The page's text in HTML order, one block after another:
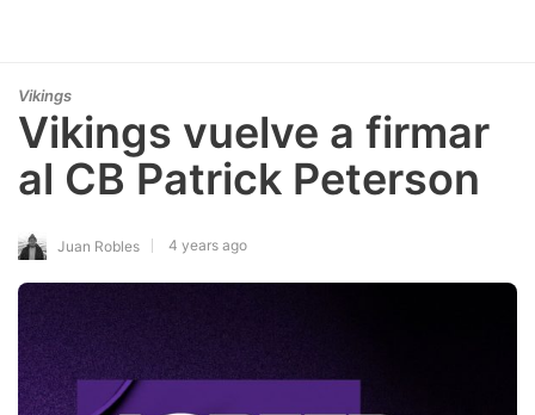
Vikings
Vikings vuelve a firmar
al CB Patrick Peterson
Juan Robles 4 years ago